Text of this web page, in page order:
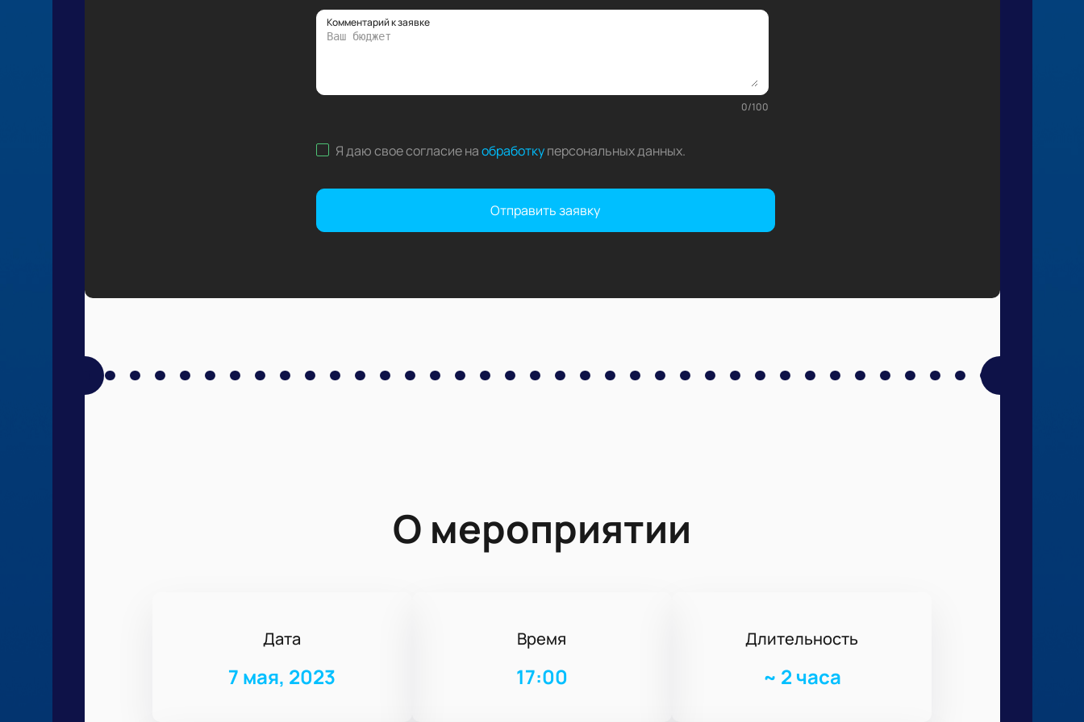
Комментарий к заявке
0/100
Я даю свое согласие наобработку персональных данных.
Отправить заявку
О мероприятии
Дата
7 мая, 2023
Время
17:00
Длительность
~ 2 часа